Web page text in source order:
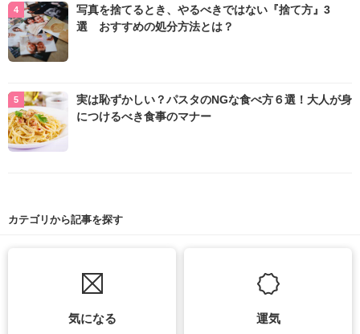
写真を捨てるとき、やるべきではない『捨て方』3
選 おすすめの処分方法とは？
実は恥ずかしい？パスタのNGな食べ方６選！大人が身
につけるべき食事のマナー
カテゴリから記事を探す
気になる 運気